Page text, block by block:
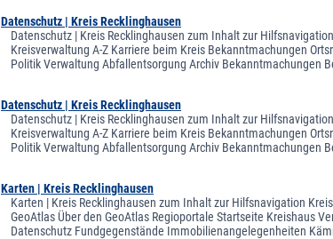
Datenschutz | Kreis Recklinghausen
Datenschutz | Kreis Recklinghausen zum Inhalt zur
Kreisverwaltung A-Z Karriere beim Kreis Bekanntmachungen
Politik Verwaltung Abfallentsorgung Archiv Bekanntmachungen
Datenschutz | Kreis Recklinghausen
Datenschutz | Kreis Recklinghausen zum Inhalt zur
Kreisverwaltung A-Z Karriere beim Kreis Bekanntmachungen
Politik Verwaltung Abfallentsorgung Archiv Bekanntmachungen
Karten | Kreis Recklinghausen
Karten | Kreis Recklinghausen zum Inhalt zur Hilfsnavigation
GeoAtlas Über den GeoAtlas Regioportale Startseite Kreishaus
Datenschutz Fundgegenstände Immobilienangelegenheiten